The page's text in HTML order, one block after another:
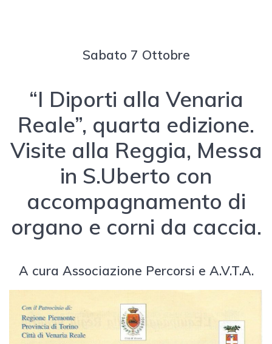
Sabato 7 Ottobre
“I Diporti alla Venaria
Reale”, quarta edizione.
Visite alla Reggia, Messa
in S.Uberto con
accompagnamento di
organo e corni da caccia.
A cura Associazione Percorsi e A.V.T.A.